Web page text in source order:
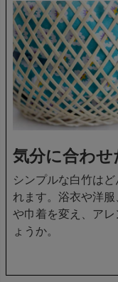
気分に合わせ
シンプルな白竹は
れます。浴衣や洋
や巾着を変え、ア
ょうか。